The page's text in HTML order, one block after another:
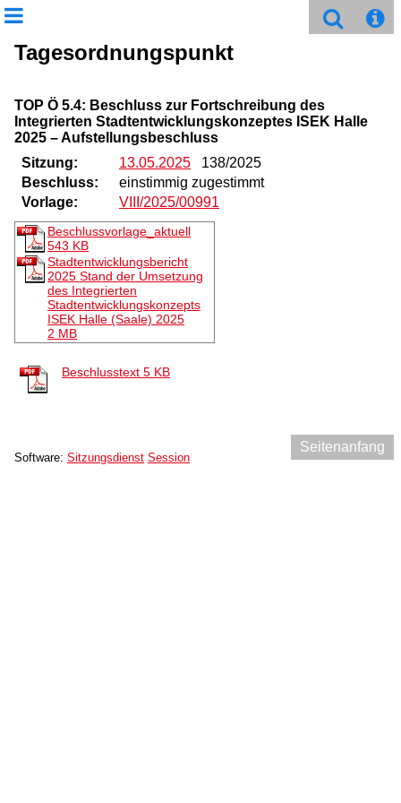
Tagesordnungspunkt
TOP Ö 5.4: Beschluss zur Fortschreibung des
Integrierten Stadtentwicklungskonzeptes ISEK Halle
2025 – Aufstellungsbeschluss
Sitzung:
13.05.2025 138/2025
Beschluss:
einstimmig zugestimmt
Vorlage:
VIII/2025/00991
Beschlussvorlage_aktuell
543 KB
Stadtentwicklungsbericht
2025 Stand der Umsetzung
des Integrierten
Stadtentwicklungskonzepts
ISEK Halle (Saale) 2025
2 MB
Beschlusstext 5 KB
Seitenanfang
Software: Sitzungsdienst Session